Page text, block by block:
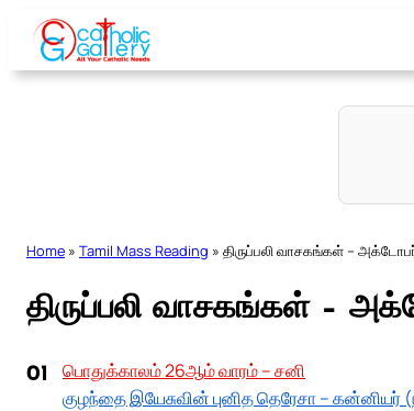
Skip
content
Home » Tamil Mass Reading » திருப்பலி வாசகங்கள் –
திருப்பலி வாசகங்கள் –
01
பொதுக்காலம் 26ஆம் வாரம் – சனி
குழந்தை இயேசுவின் புனித தெரேசா – கன்னியர்